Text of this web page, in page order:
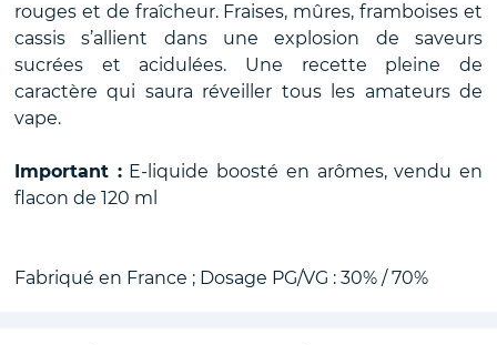
rouges et de fraîcheur. Fraises, mûres, framboises et
cassis s’allient dans une explosion de saveurs
sucrées et acidulées. Une recette pleine de
caractère qui saura réveiller tous les amateurs de
vape.
Important :E-liquide boosté en arômes, vendu en
flacon de 120 ml
Fabriqué en France ; Dosage PG/VG : 30% / 70%